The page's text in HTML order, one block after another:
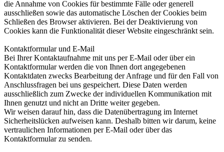
die Annahme von Cookies für bestimmte Fälle oder generell
ausschließen sowie das automatische Löschen der Cookies beim
Schließen des Browser aktivieren. Bei der Deaktivierung von
Cookies kann die Funktionalität dieser Website eingeschränkt sein.
Kontaktformular und E-Mail
Bei Ihrer Kontaktaufnahme mit uns per E-Mail oder über ein
Kontaktformular werden die von Ihnen dort angegebenen
Kontaktdaten zwecks Bearbeitung der Anfrage und für den Fall von
Anschlussfragen bei uns gespeichert. Diese Daten werden
ausschließlich zum Zwecke der individuellen Kommunikation mit
Ihnen genutzt und nicht an Dritte weiter gegeben.
Wir weisen darauf hin, dass die Datenübertragung im Internet
Sicherheitslücken aufweisen kann. Deshalb bitten wir darum, keine
vertraulichen Informationen per E-Mail oder über das
Kontaktformular zu senden.